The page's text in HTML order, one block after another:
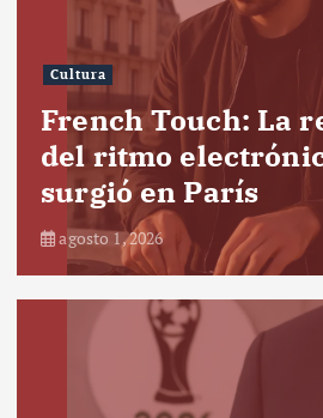
Cultura
French Touch: La
del ritmo
surgió en París
agosto 1, 2026